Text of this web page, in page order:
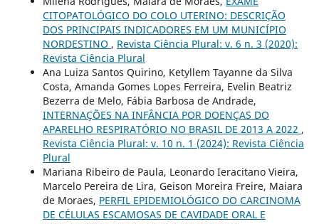
CITOPATOLÓGICO DO COLO UTERINO: DESCRIÇÃO
DOS PRINCIPAIS INDICADORES EM UM MUNICÍPIO
NORDESTINO , Revista Ciência Plural: v. 6 n. 3 (2020):
Revista Ciência Plural
Ana Luiza Santos Quirino, Ketyllem Tayanne da Silva
Costa, Amanda Gomes Lopes Ferreira, Evelin Beatriz
Bezerra de Melo, Fábia Barbosa de Andrade,
INTERNAÇÕES NA INFÂNCIA POR DOENÇAS DO
APARELHO RESPIRATÓRIO NO BRASIL DE 2013 A 2022 ,
Revista Ciência Plural: v. 10 n. 1 (2024): Revista Ciência
Plural
Mariana Ribeiro de Paula, Leonardo Ieracitano Vieira,
Marcelo Pereira de Lira, Geison Moreira Freire, Maiara
de Moraes, PERFIL EPIDEMIOLÓGICO DO CARCINOMA
DE CÉLULAS ESCAMOSAS DE CAVIDADE ORAL E